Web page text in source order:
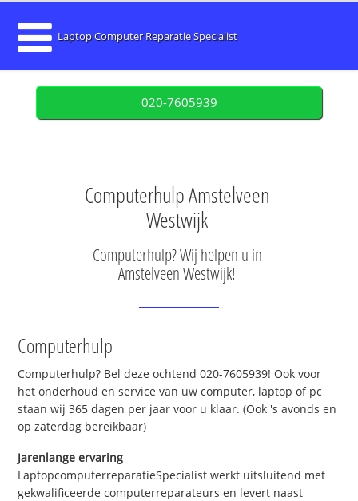
Laptop Computer Reparatie Specialist
020-7605939
Computerhulp Amstelveen
Westwijk
Computerhulp? Wij helpen u in
Amstelveen Westwijk!
Computerhulp
Computerhulp? Bel deze ochtend 020-7605939! Ook voor
het onderhoud en service van uw computer, laptop of pc
staan wij 365 dagen per jaar voor u klaar. (Ook 's avonds en
op zaterdag bereikbaar)
Jarenlange ervaring
LaptopcomputerreparatieSpecialist werkt uitsluitend met
gekwalificeerde computerreparateurs en levert naast